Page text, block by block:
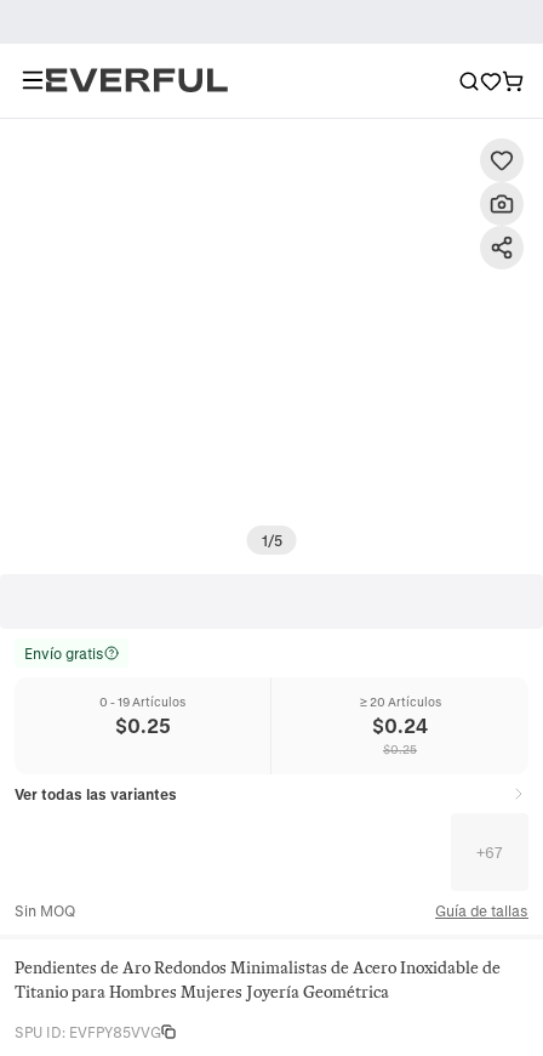
1/5
Envío gratis
0 - 19 Artículos
$0.25
≥ 20 Artículos
$0.24
$0.25
Ver todas las variantes
+67
Sin MOQ Guía de tallas
Pendientes de Aro Redondos Minimalistas de Acero Inoxidable de
Titanio para Hombres Mujeres Joyería Geométrica
SPU ID: EVFPY85VVG